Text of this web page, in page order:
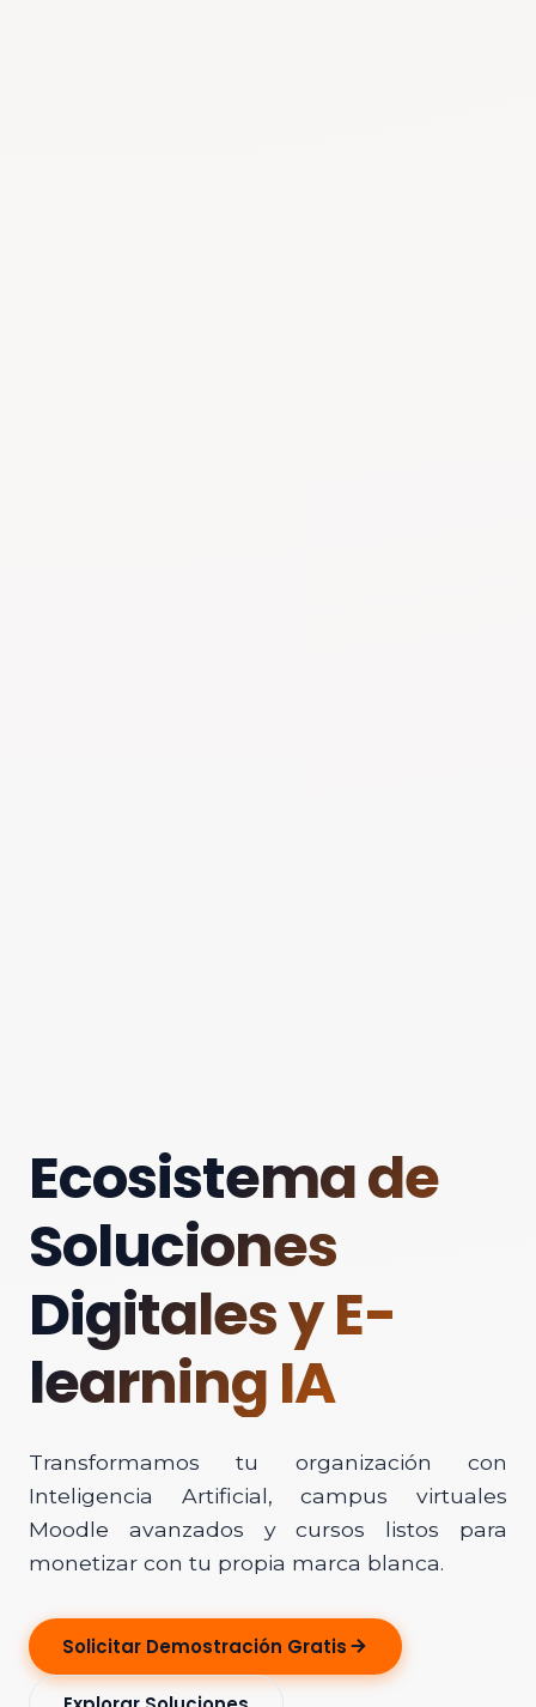
Ecosistema de
Soluciones
Digitales y E-
learning IA
Transformamos tu organización con
Inteligencia Artificial, campus virtuales
Moodle avanzados y cursos listos para
monetizar con tu propia marca blanca.
Solicitar Demostración Gratis